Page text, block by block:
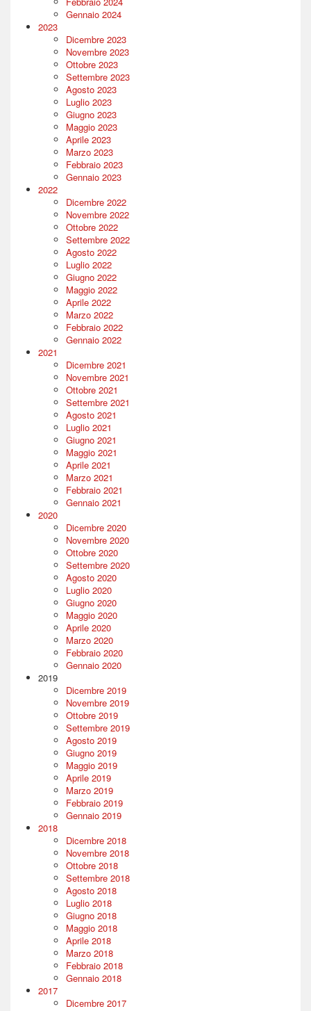
Gennaio 2024
2023
Dicembre 2023
Novembre 2023
Ottobre 2023
Settembre 2023
Agosto 2023
Luglio 2023
Giugno 2023
Maggio 2023
Aprile 2023
Marzo 2023
Febbraio 2023
Gennaio 2023
2022
Dicembre 2022
Novembre 2022
Ottobre 2022
Settembre 2022
Agosto 2022
Luglio 2022
Giugno 2022
Maggio 2022
Aprile 2022
Marzo 2022
Febbraio 2022
Gennaio 2022
2021
Dicembre 2021
Novembre 2021
Ottobre 2021
Settembre 2021
Agosto 2021
Luglio 2021
Giugno 2021
Maggio 2021
Aprile 2021
Marzo 2021
Febbraio 2021
Gennaio 2021
2020
Dicembre 2020
Novembre 2020
Ottobre 2020
Settembre 2020
Agosto 2020
Luglio 2020
Giugno 2020
Maggio 2020
Aprile 2020
Marzo 2020
Febbraio 2020
Gennaio 2020
2019
Dicembre 2019
Novembre 2019
Ottobre 2019
Settembre 2019
Agosto 2019
Giugno 2019
Maggio 2019
Aprile 2019
Marzo 2019
Febbraio 2019
Gennaio 2019
2018
Dicembre 2018
Novembre 2018
Ottobre 2018
Settembre 2018
Agosto 2018
Luglio 2018
Giugno 2018
Maggio 2018
Aprile 2018
Marzo 2018
Febbraio 2018
Gennaio 2018
2017
Dicembre 2017